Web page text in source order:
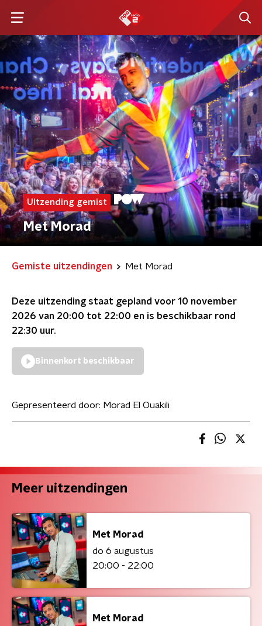
Uitzending gemist
Met Morad
Gemiste uitzendingen Met Morad
Deze uitzending staat gepland voor 10 november
2026 van 20:00 tot 22:00 en is beschikbaar rond
22:30 uur.
Binnenkort beschikbaar
Gepresenteerd door: Morad El Ouakili
Meer uitzendingen
Met Morad
do 6 augustus
20:00 - 22:00
Met Morad